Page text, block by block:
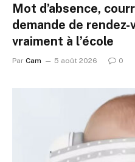
Mot d’absence,
demande de rendez-
vraiment à l’école
Par Cam 5 août 2026 0